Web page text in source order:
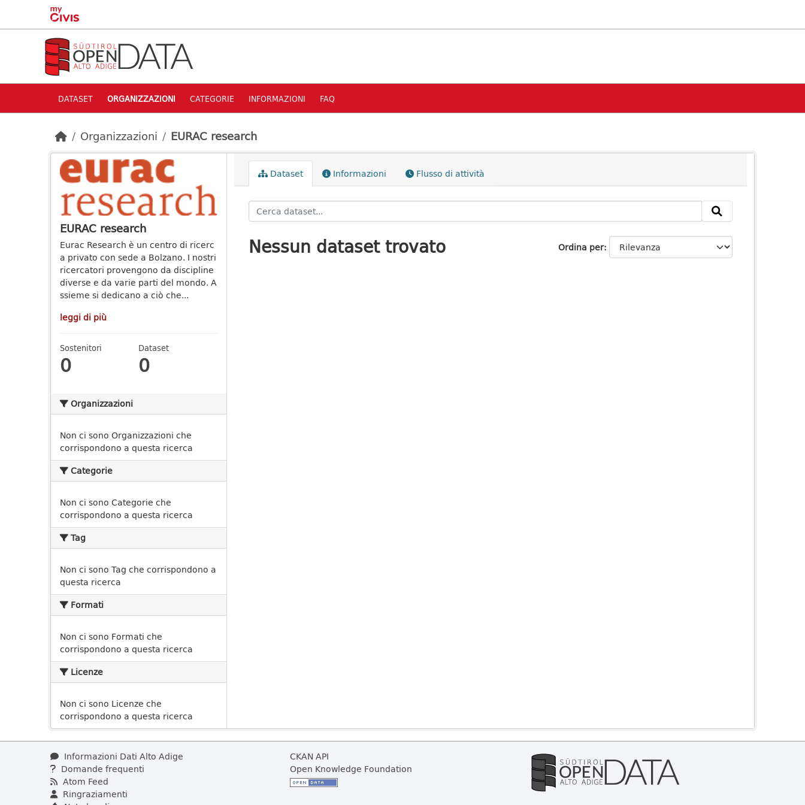
Skip to main content
DATASET ORGANIZZAZIONI CATEGORIE INFORMAZIONI FAQ
Organizzazioni EURAC research
EURAC research
Eurac Research è un centro di ricerc
a privato con sede a Bolzano. I nostri
ricercatori provengono da discipline
diverse e da varie parti del mondo. A
ssieme si dedicano a ciò che...
leggi di più
Sostenitori
0
Dataset
0
Organizzazioni
Non ci sono Organizzazioni che
corrispondono a questa ricerca
Categorie
Non ci sono Categorie che
corrispondono a questa ricerca
Tag
Non ci sono Tag che corrispondono a
questa ricerca
Formati
Non ci sono Formati che
corrispondono a questa ricerca
Licenze
Non ci sono Licenze che
corrispondono a questa ricerca
Dataset Informazioni Flusso di attività
Ordina per
Nessun dataset trovato
Informazioni Dati Alto Adige
Domande frequenti
Atom Feed
Ringraziamenti
CKAN API
Open Knowledge Foundation